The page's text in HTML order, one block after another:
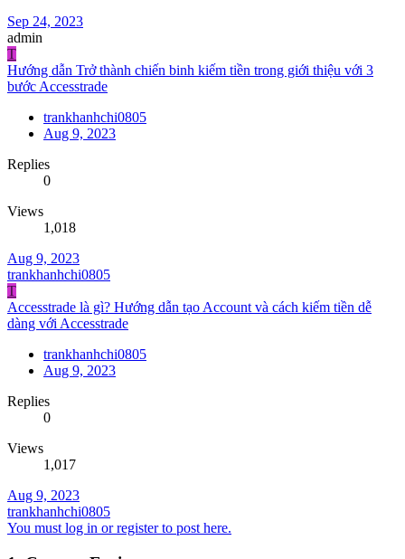
Sep 24, 2023
admin
T
Hướng dẫn Trở thành chiến binh kiếm tiền trong giới thiệu với 3
bước Accesstrade
trankhanhchi0805
Aug 9, 2023
Replies
0
Views
1,018
Aug 9, 2023
trankhanhchi0805
T
Accesstrade là gì? Hướng dẫn tạo Account và cách kiếm tiền dễ
dàng với Accesstrade
trankhanhchi0805
Aug 9, 2023
Replies
0
Views
1,017
Aug 9, 2023
trankhanhchi0805
You must log in or register to post here.